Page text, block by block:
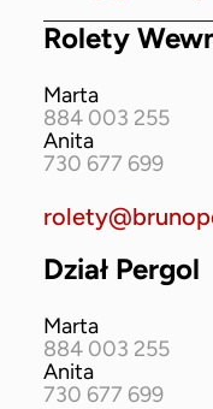
Rolety
Marta
884 003 255
Anita
730 677 699
Dział Pergol
Marta
884 003 255
Anita
730 677 699